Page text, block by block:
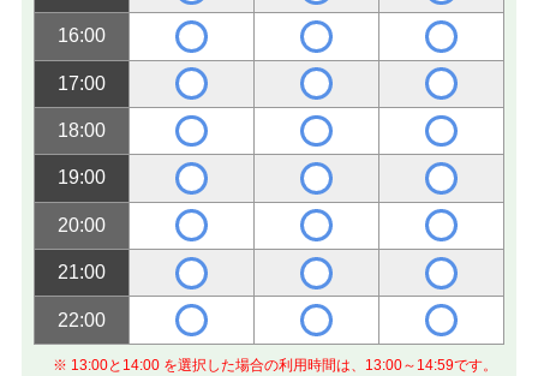
16:00
17:00
18:00
19:00
20:00
21:00
22:00
※ 13:00と14:00 を選択した場合の利用時間は、13:00～14:59です。